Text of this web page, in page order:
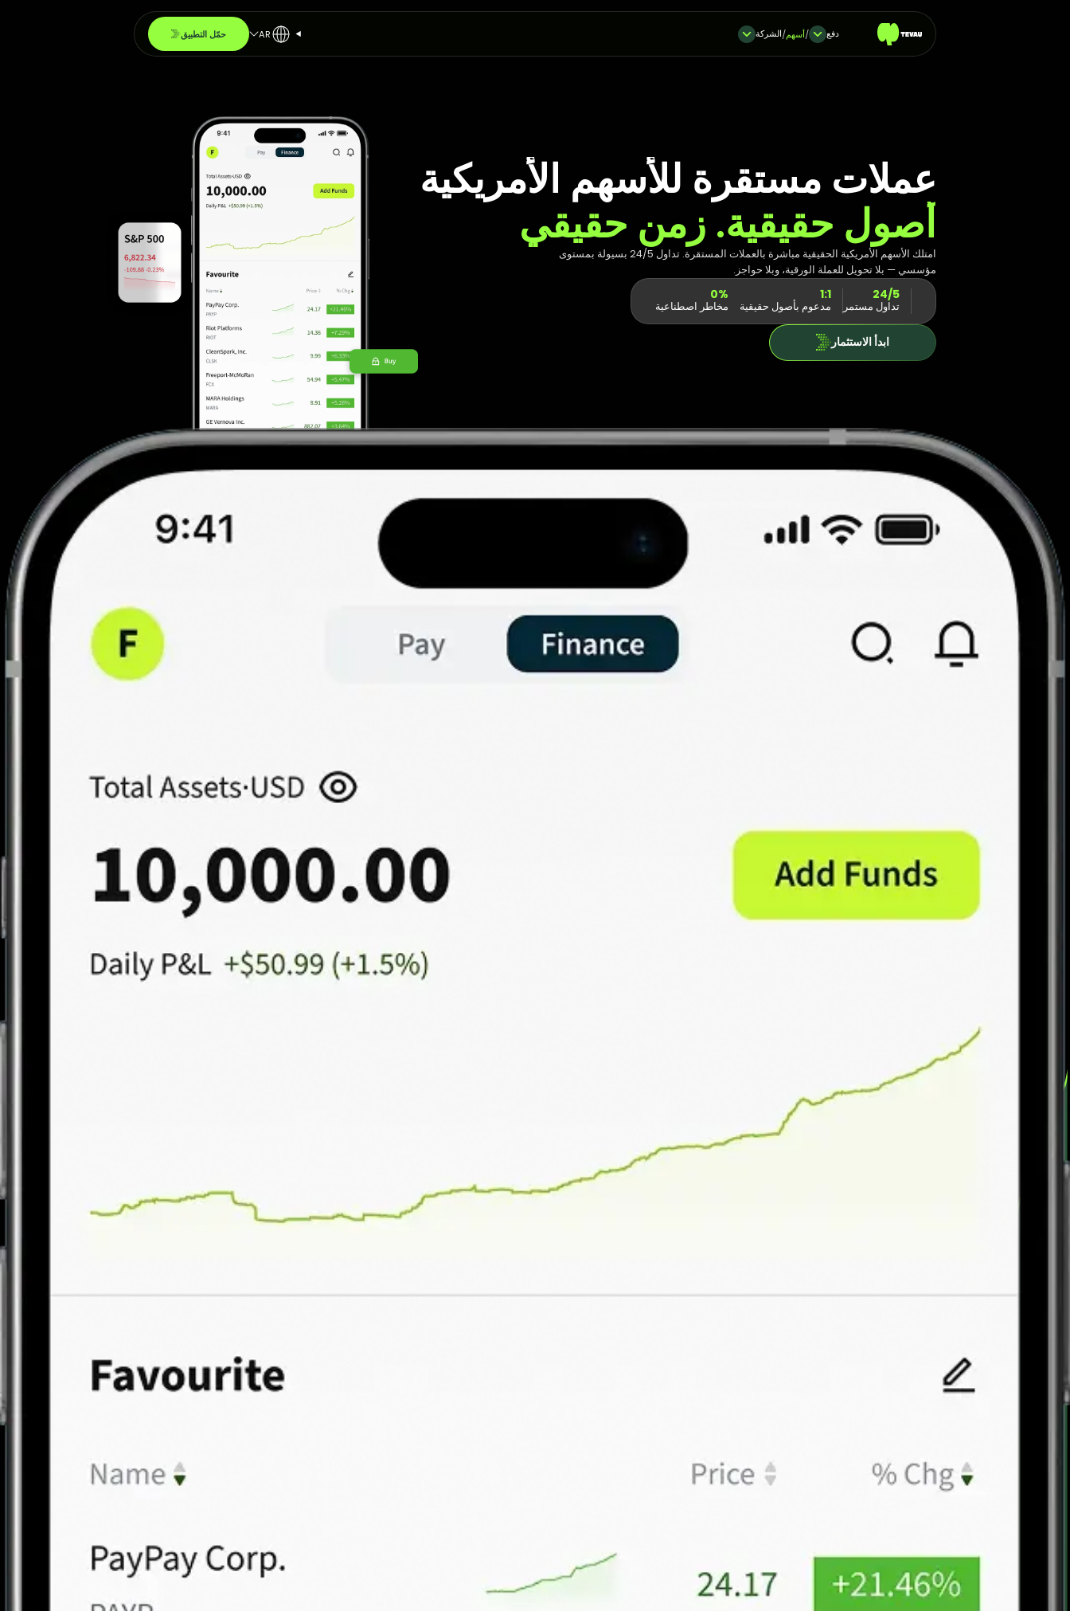
دفع /أسهم/الشركة AR حمّل التطبيق
عملات مستقرة للأسهم الأمريكية
أصول حقيقية. زمن حقيقي
امتلك الأسهم الأمريكية الحقيقية مباشرة بالعملات المستقرة. تداول 24/5 بسيولة بمستوى
مؤسسي — بلا تحويل للعملة الورقية، وبلا حواجز.
24/5
تداول مستمر
1:1
مدعوم بأصول حقيقية
0%
مخاطر اصطناعية
ابدأ الاستثمار